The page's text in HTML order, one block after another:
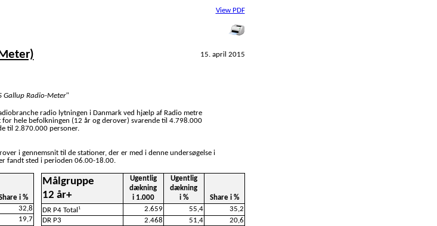
View PDF
15. april 2015
Gallup Radio-Meter"
radio lytningen i Danmark ved hjælp af Radio metre
for hele befolkningen (12 år og derover) svarende til 4.798.000
til 2.870.000 personer.
i gennemsnit til de stationer, der er med i denne undersøgelse i
fandt sted i perioden 06.00-18.00.
i %
32,8
19,7
Målgruppe
12 år+
Ugentlig
dækning
i 1.000
Ugentlig
dækning
i %
Share i %
DR P4 Total 1 2.659 55,4
35,2
DR P3
2.468 51,4
20,6